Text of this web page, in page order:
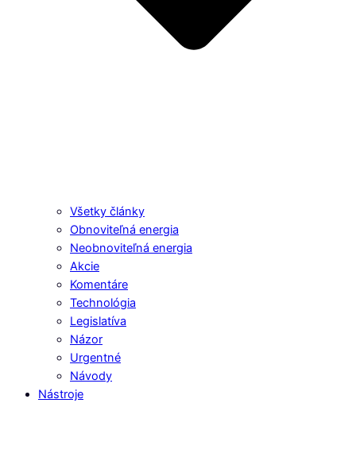
Všetky články
Obnoviteľná energia
Neobnoviteľná energia
Akcie
Komentáre
Technológia
Legislatíva
Názor
Urgentné
Návody
Nástroje